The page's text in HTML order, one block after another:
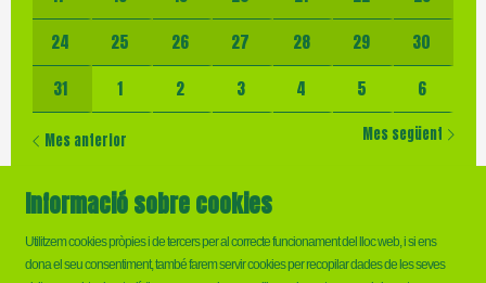
24
25 26 27 28 29
30
31
1 2 3 4 5 6
Mes anterior Mes següent
Informació sobre cookies
Utilitzem cookies pròpies i de tercers per al correcte funcionament del lloc web, i si ens
dona el seu consentiment, també farem servir cookies per recopilar dades de les seves